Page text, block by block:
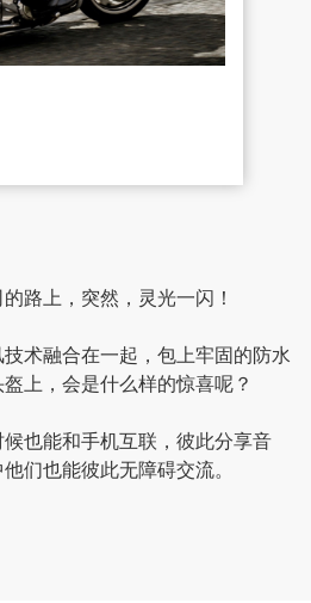
路上，突然，灵光一闪！
术融合在一起，包上牢固的防水
上，会是什么样的惊喜呢？
也能和手机互联，彼此分享音
们也能彼此无障碍交流。